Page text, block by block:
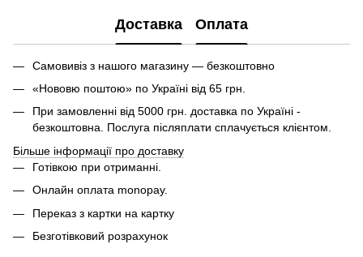
Доставка Оплата
Самовивіз з нашого магазину — безкоштовно
«Нововю поштою» по Україні від 65 грн.
При замовленні від 5000 грн. доставка по Україні -
безкоштовна. Послуга післяплати сплачується клієнтом.
Більше інформації про доставку
Готівкою при отриманні.
Онлайн оплата monopay.
Переказ з картки на картку
Безготівковий розрахунок